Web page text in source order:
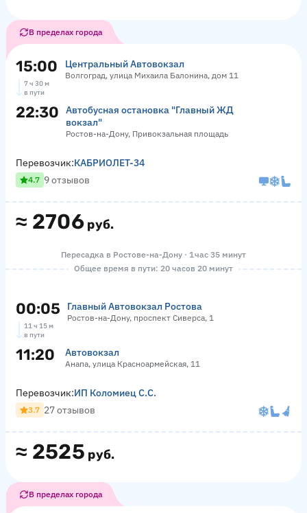
В пределах города
15:00 Центральный Автовокзал
Волгоград, улица Михаила Балонина, дом 11
7 ч 30 м
в пути
22:30
Автобусная остановка "Главный ЖД
вокзал"
Ростов-на-Дону, Привокзальная площадь
≈ 2706 руб.
Перевозчик:КАБРИОЛЕТ-34
4.7 9 отзывов
Пересадка в Ростове-на-Дону · 1 час 35 минут
Общее время в пути: 20 часов 20 минут
00:05 Главный Автовокзал Ростова
Ростов-на-Дону, проспект Сиверса, 1
11 ч 15 м
в пути
11:20 Автовокзал
Анапа, улица Красноармейская, 11
≈ 2525 руб.
Перевозчик:ИП Коломиец С.С.
3.7 27 отзывов
В пределах города